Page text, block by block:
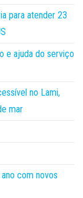
para atender 23
e ajuda do serviço
no Lami,
mar
com novos